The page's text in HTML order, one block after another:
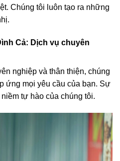
Chúng tôi luôn tạo ra những
Cả: Dịch vụ chuyên
nghiệp và thân thiện, chúng
ứng mọi yêu cầu của bạn. Sự
tự hào của chúng tôi.